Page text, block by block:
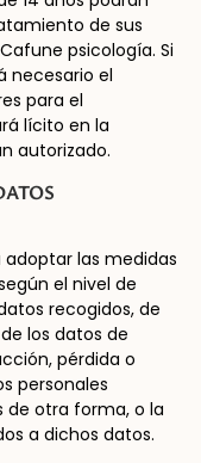
de sus
psicología. Si
necesario el
para el
lícito en la
autorizado.
las medidas
el nivel de
recogidos, de
los datos de
pérdida o
personales
de otra forma, o la
a dichos datos.